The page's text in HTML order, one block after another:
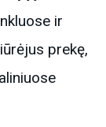
ir
prekę,